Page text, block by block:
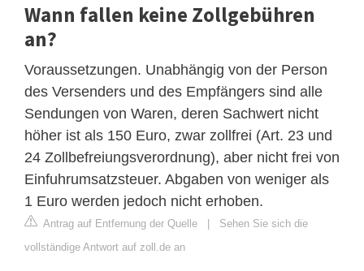
Wann fallen keine Zollgebühren
an?
Voraussetzungen. Unabhängig von der Person
des Versenders und des Empfängers sind alle
Sendungen von Waren, deren Sachwert nicht
höher ist als 150 Euro, zwar zollfrei (Art. 23 und
24 Zollbefreiungsverordnung), aber nicht frei von
Einfuhrumsatzsteuer. Abgaben von weniger als
1 Euro werden jedoch nicht erhoben.
Antrag auf Entfernung der Quelle | Sehen Sie sich die
vollständige Antwort auf zoll.de an